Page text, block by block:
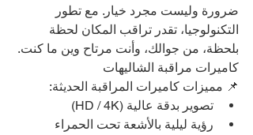
ضرورة وليست مجرد خيار. مع تطور
التكنولوجيا، تقدر تراقب المكان لحظة
بلحظة، من جوالك، وأنت مرتاح وين ما كنت.
كاميرات مراقبة الشاليهات
📌 مميزات كاميرات المراقبة الحديثة:
تصوير بدقة عالية (HD / 4K)
رؤية ليلية بالأشعة تحت الحمراء